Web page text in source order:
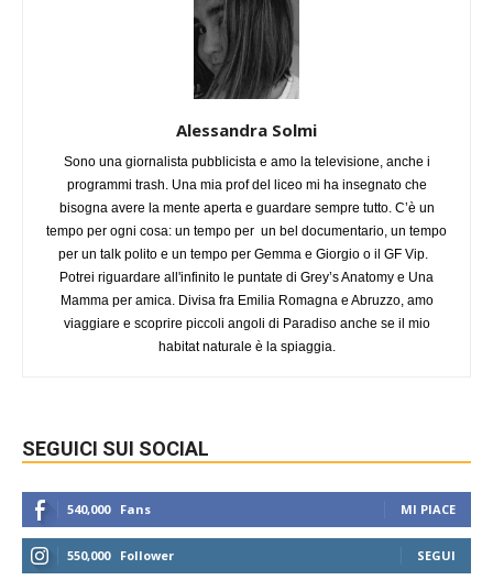
Alessandra Solmi
Sono una giornalista pubblicista e amo la televisione, anche i
programmi trash. Una mia prof del liceo mi ha insegnato che
bisogna avere la mente aperta e guardare sempre tutto. C’è un
tempo per ogni cosa: un tempo per un bel documentario, un tempo
per un talk polito e un tempo per Gemma e Giorgio o il GF Vip.
Potrei riguardare all'infinito le puntate di Grey’s Anatomy e Una
Mamma per amica. Divisa fra Emilia Romagna e Abruzzo, amo
viaggiare e scoprire piccoli angoli di Paradiso anche se il mio
habitat naturale è la spiaggia.
SEGUICI SUI SOCIAL
540,000 Fans MI PIACE
550,000 Follower SEGUI